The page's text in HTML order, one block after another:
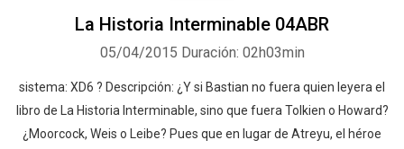
La Historia Interminable 04ABR
05/04/2015 Duración: 02h03min
sistema: XD6 ? Descripción: ¿Y si Bastian no fuera quien leyera el
libro de La Historia Interminable, sino que fuera Tolkien o Howard?
¿Moorcock, Weis o Leibe? Pues que en lugar de Atreyu, el héroe